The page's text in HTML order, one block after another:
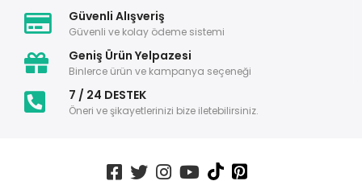
Güvenli Alışveriş
Güvenli ve kolay ödeme sistemi
Geniş Ürün Yelpazesi
Binlerce ürün ve kampanya seçeneği
7 / 24 DESTEK
Öneri ve şikayetlerinizi bize iletebilirsiniz.